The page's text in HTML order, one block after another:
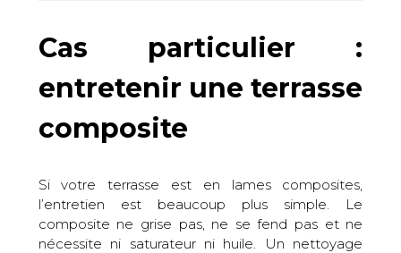
Cas particulier :
entretenir une terrasse
composite
Si votre terrasse est en lames composites,
l’entretien est beaucoup plus simple. Le
composite ne grise pas, ne se fend pas et ne
nécessite ni saturateur ni huile. Un nettoyage